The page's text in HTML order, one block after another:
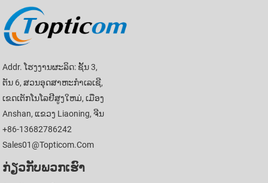
Addr. ໂຮງງານຜະລິດ: ຊັ້ນ 3,
ຕັນ 6, ສວນອຸດສາຫະກໍາເລເຊີ,
ເຂດເຕັກໂນໂລຢີສູງໃຫມ່, ເມືອງ
Anshan, ແຂວງ Liaoning, ຈີນ
+86-13682786242
Sales01@topticom.com
ກ່ຽວ​ກັບ​ພວກ​ເຮົາ